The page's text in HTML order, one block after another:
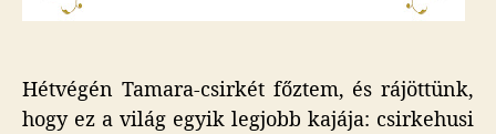
Hétvégén Tamara-csirkét főztem, és rájöttünk,
hogy ez a világ egyik legjobb kajája: csirkehusi